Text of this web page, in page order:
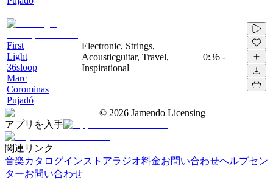
First
Light
36sloop
Marc
Corominas
Pujadó
Electronic, Strings,
Acousticguitar, Travel,
Inspirational
0:36 -
© 2026 Jamendo Licensing
アプリを入手
関連リンク
音楽カタログインストアラジオ料金お問い合わせヘルプセン
ターお問い合わせ